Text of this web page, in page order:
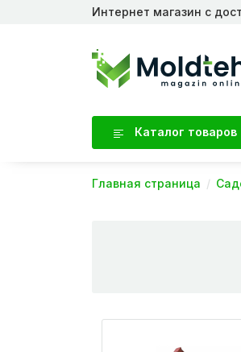
Интернет магазин с
Каталог товаров
Главная страница